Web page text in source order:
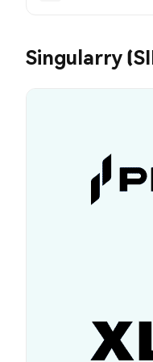
Singularry